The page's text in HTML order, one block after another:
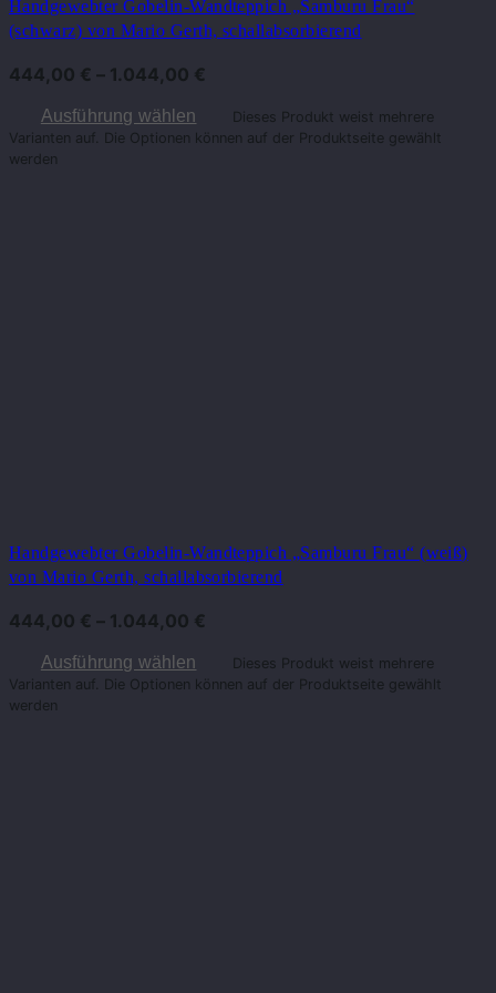
Handgewebter Gobelin-Wandteppich „Samburu Frau“
(schwarz) von Mario Gerth, schallabsorbierend
444,00 € – 1.044,00 €
Ausführung wählen
Dieses Produkt weist mehrere
Varianten auf. Die Optionen können auf der Produktseite gewählt
werden
Handgewebter Gobelin-Wandteppich „Samburu Frau“ (weiß)
von Mario Gerth, schallabsorbierend
444,00 € – 1.044,00 €
Ausführung wählen
Dieses Produkt weist mehrere
Varianten auf. Die Optionen können auf der Produktseite gewählt
werden